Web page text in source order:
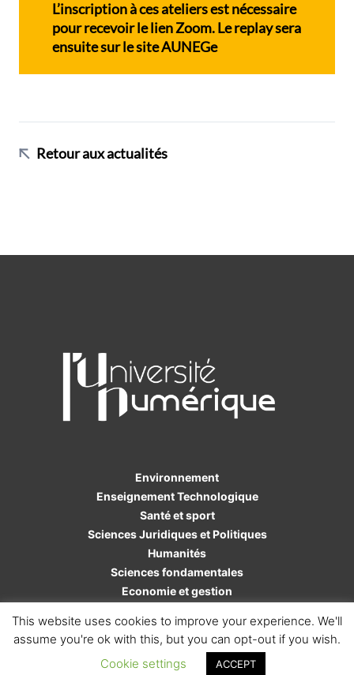
L’inscription à ces ateliers est nécessaire
pour recevoir le lien Zoom. Le replay sera
ensuite sur le site AUNEGe
Retour aux actualités
Environnement
Enseignement Technologique
Santé et sport
Sciences Juridiques et Politiques
Humanités
Sciences fondamentales
Economie et gestion
This website uses cookies to improve your experience. We'll
assume you're ok with this, but you can opt-out if you wish.
Cookie settings
ACCEPT